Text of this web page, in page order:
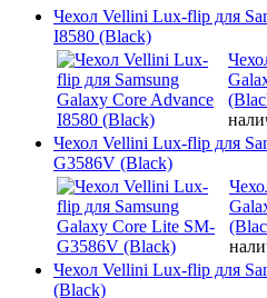
Чехол Vellini Lux-flip для
I8580 (Black)
Чехол Vellini Lux-flip для
G3586V (Black)
Чехол Vellini Lux-flip для
(Black)